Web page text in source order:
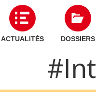
ACTUALITÉS DOSSIERS